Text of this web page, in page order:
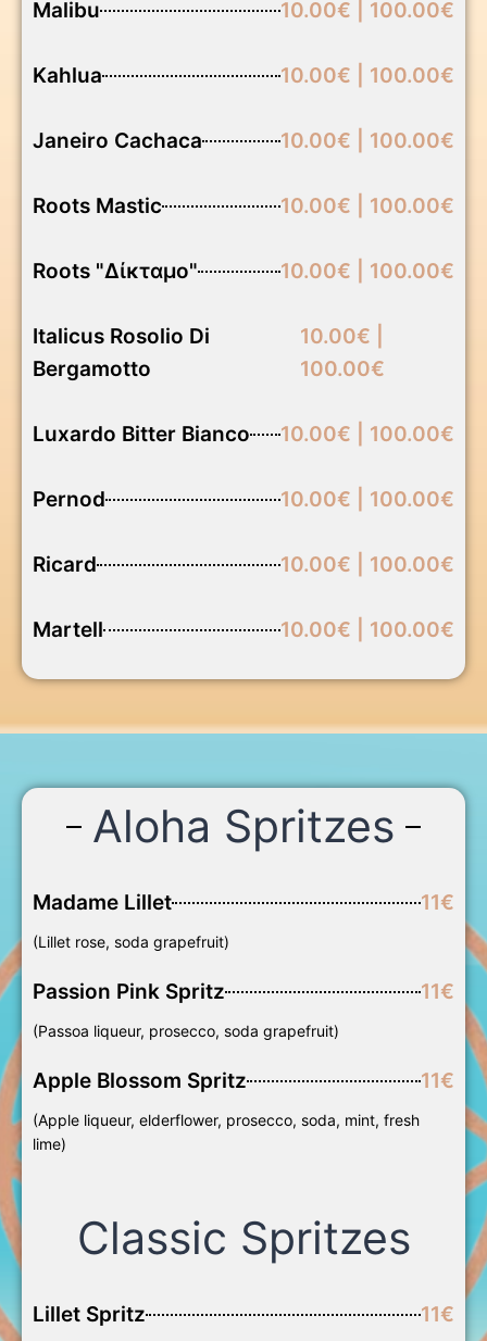
Malibu 10.00€ | 100.00€
Kahlua 10.00€ | 100.00€
Janeiro Cachaca 10.00€ | 100.00€
Roots Mastic 10.00€ | 100.00€
Roots "Δίκταμο" 10.00€ | 100.00€
Italicus Rosolio Di
Bergamotto
10.00€ |
100.00€
Luxardo Bitter Bianco 10.00€ | 100.00€
Pernod 10.00€ | 100.00€
Ricard 10.00€ | 100.00€
Martell 10.00€ | 100.00€
Aloha Spritzes
Madame Lillet 11€
(Lillet rose, soda grapefruit)
Passion Pink Spritz 11€
(Passoa liqueur, prosecco, soda grapefruit)
Apple Blossom Spritz 11€
(Apple liqueur, elderflower, prosecco, soda, mint, fresh
lime)
Classic Spritzes
Lillet Spritz 11€